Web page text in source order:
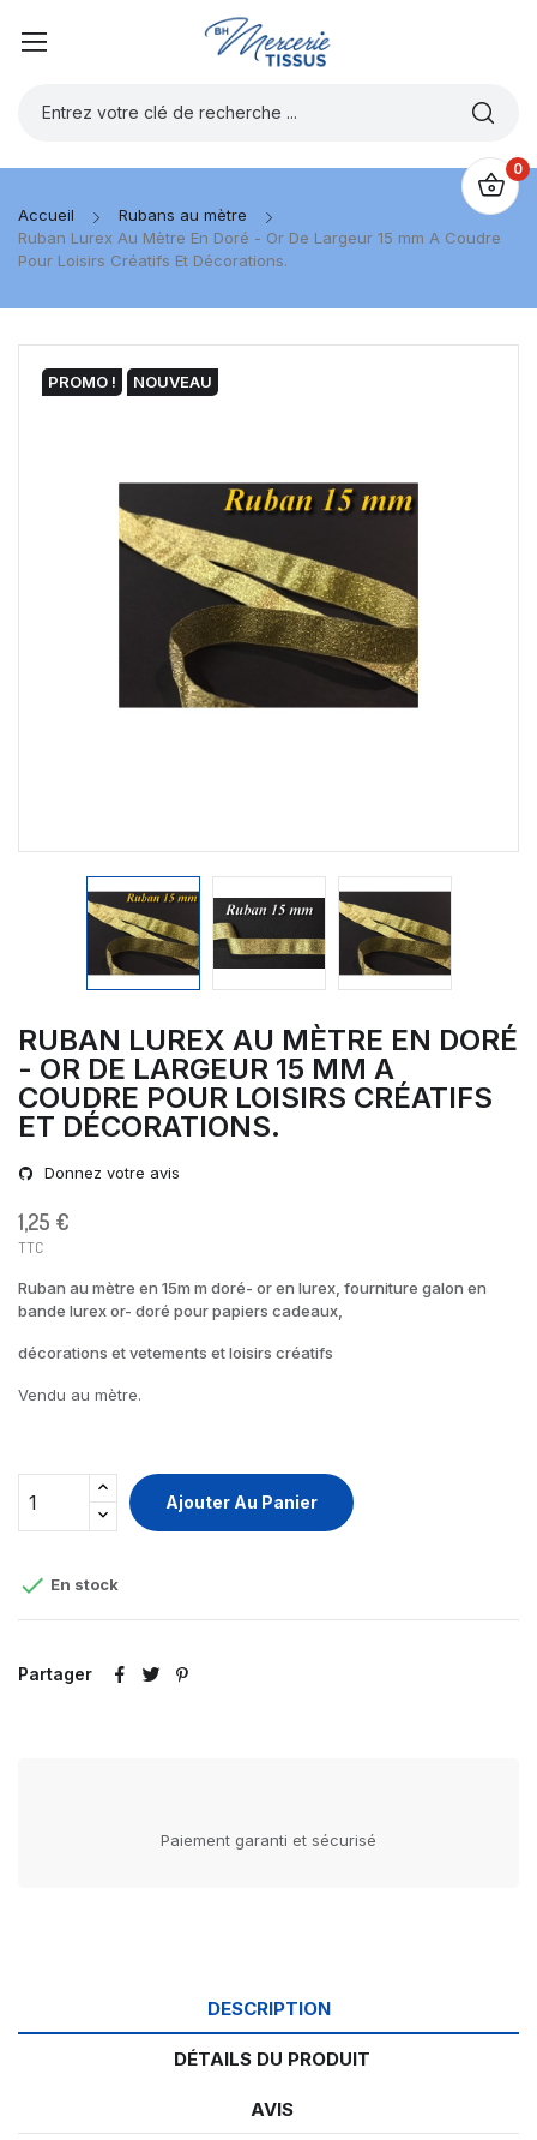
0
Accueil
Rubans au mètre
Ruban Lurex Au Mètre En Doré - Or De Largeur 15 mm A Coudre
Pour Loisirs Créatifs Et Décorations.
PROMO ! NOUVEAU
RUBAN LUREX AU MÈTRE EN DORÉ
- OR DE LARGEUR 15 MM A
COUDRE POUR LOISIRS CRÉATIFS
ET DÉCORATIONS.
Donnez votre avis
1,25 €
TTC
Ruban au mètre en 15m m doré- or en lurex, fourniture galon en
bande lurex or- doré pour papiers cadeaux,
décorations et vetements et loisirs créatifs
Vendu au mètre.
Ajouter Au Panier
 En stock
Partager
Paiement garanti et sécurisé
DESCRIPTION
DÉTAILS DU PRODUIT
AVIS